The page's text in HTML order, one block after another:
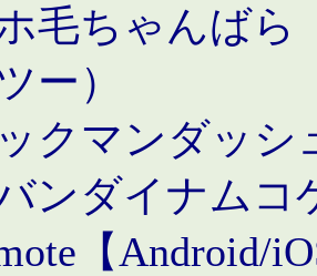
毛ちゃんばら
ー）
クマンダッシ
ンダイナムコ
【Android/